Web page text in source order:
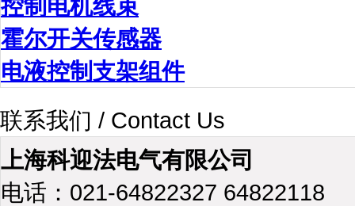
控制电机线束
霍尔开关传感器
电液控制支架组件
联系我们 / Contact Us
上海科迎法电气有限公司
电话：021-64822327 64822118